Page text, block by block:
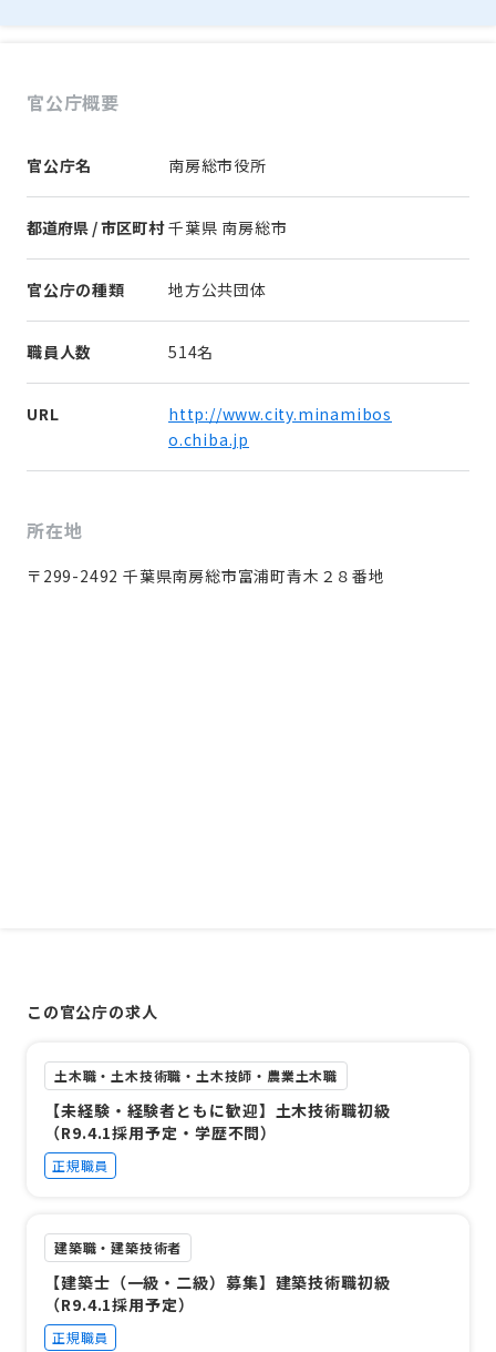
官公庁概要
官公庁名 南房総市役所
都道府県 / 市区町村 千葉県 南房総市
官公庁の種類 地方公共団体
職員人数 514名
URL
http://www.city.minamibos
o.chiba.jp
所在地
〒299-2492 千葉県南房総市富浦町青木２８番地
この官公庁の求人
土木職・土木技術職・土木技師・農業土木職
【未経験・経験者ともに歓迎】土木技術職初級
（R9.4.1採用予定・学歴不問）
正規職員
建築職・建築技術者
【建築士（一級・二級）募集】建築技術職初級
（R9.4.1採用予定）
正規職員